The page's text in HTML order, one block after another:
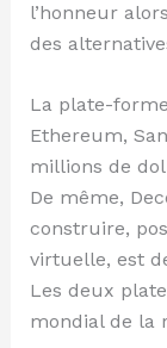
l’honneur
des
La plate-
Ethereum,
millions de
De même,
construire,
virtuelle, est
Les deux
mondial de la